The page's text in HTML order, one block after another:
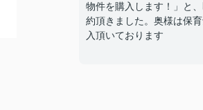
物件を購入します！」と
約頂きました。奥様は保
入頂いております